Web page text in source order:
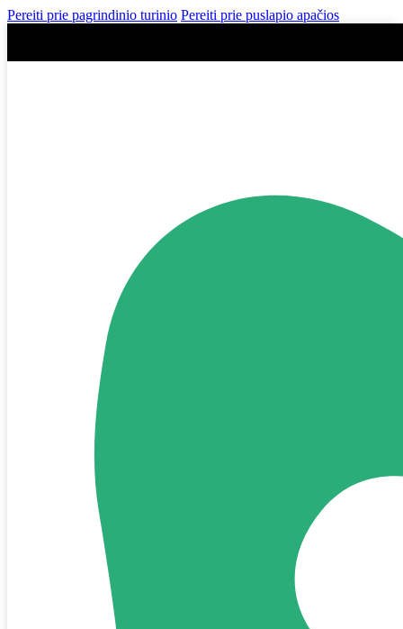
Pereiti prie pagrindinio turinio Pereiti prie puslapio apačios